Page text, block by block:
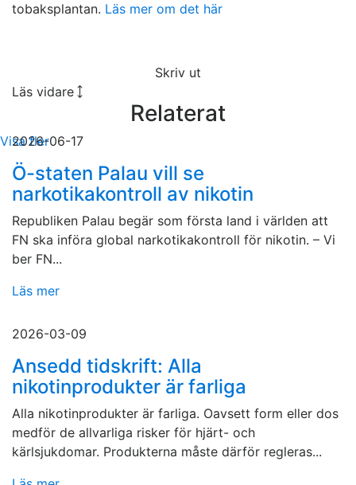
tobaksplantan. Läs mer om det här
Skriv ut
Läs vidare
Relaterat
2026-06-17
Ö-staten Palau vill se
narkotikakontroll av nikotin
Republiken Palau begär som första land i världen att
FN ska införa global narkotikakontroll för nikotin. – Vi
ber FN...
Läs mer
2026-03-09
Ansedd tidskrift: Alla
nikotinprodukter är farliga
Alla nikotinprodukter är farliga. Oavsett form eller dos
medför de allvarliga risker för hjärt- och
kärlsjukdomar. Produkterna måste därför regleras...
Visa fler